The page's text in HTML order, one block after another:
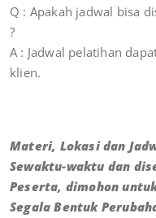
Q : Apakah jadwal bisa
?
A : Jadwal pelatihan
klien.
Materi, Lokasi dan
Sewaktu-waktu dan
Peserta, dimohon
Segala Bentuk